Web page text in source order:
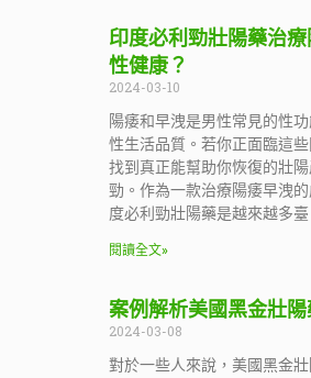
印度必利勁壯陽藥治
性健康？
2024-03-10
陽痿和早洩是男性常見的性
性生活品質。若你正面臨這
找到真正能幫助你恢復的壯
勁。作為一款治療陽痿早洩
度必利勁壯陽藥是越來越多臺
閱讀全文»
案例解析美國黑金壯
2024-03-08
對於一些人來說，美國黑金